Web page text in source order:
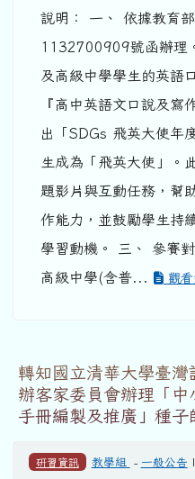
說明： 一、 依據教育
1132700909號函辦理
及高級中學學生的英語
『高中英語文口說及寫
出「SDGs 飛英大使年
生成為「飛英大使」。
題影片與互動任務，幫
作能力，並鼓勵學生持
學習動機。 三、 參賽
高級中學(含普...
觀
轉知國立清華大學臺
辦客家委員會辦理「
手冊編製及推廣」種子
研習資訊 教學組 - 一般公告